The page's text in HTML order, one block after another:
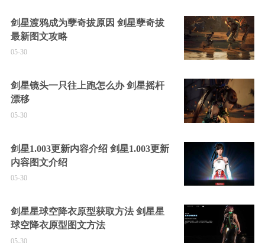
剑星渡鸦成为孽奇拔原因 剑星孽奇拔
最新图文攻略
05-30
剑星镜头一只往上跑怎么办 剑星摇杆
漂移
05-30
剑星1.003更新内容介绍 剑星1.003更新
内容图文介绍
05-30
剑星星球空降衣原型获取方法 剑星星
球空降衣原型图文方法
05-30